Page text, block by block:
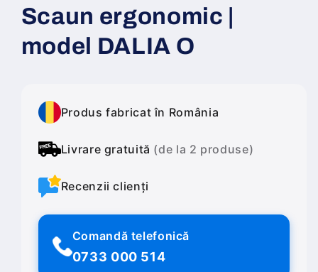
fereastră
modală
Scaun ergonomic |
model DALIA O
Produs fabricat în România
Livrare gratuită (de la 2 produse)
Recenzii clienți
Comandă telefonică
0733 000 514